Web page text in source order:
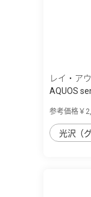
レイ・ア
AQUOS
参考価格￥
光沢（グ